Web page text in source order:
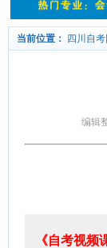
当前位置： 四川自考
编辑
《自考视